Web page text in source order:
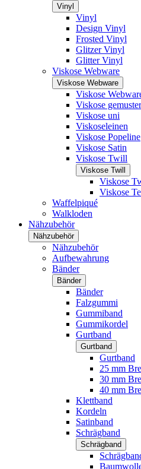
Vinyl
Vinyl
Design Vinyl
Frosted Vinyl
Glitzer Vinyl
Glitter Vinyl
Viskose Webware
Viskose Webware
Viskose
Viskose
Viskose uni
Viskoseleinen
Viskose Popeline
Viskose Satin
Viskose Twill
Viskose Twill
Viskose
Viskose
Waffelpiqué
Walkloden
Nähzubehör
Nähzubehör
Nähzubehör
Aufbewahrung
Bänder
Bänder
Bänder
Falzgummi
Gummiband
Gummikordel
Gurtband
Gurtband
Gurtband
25 mm
30 mm
40 mm
Klettband
Kordeln
Satinband
Schrägband
Schrägband